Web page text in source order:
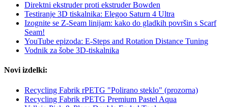
Direktni ekstruder proti ekstruder Bowden
Testiranje 3D tiskalnika: Elegoo Saturn 4 Ultra
Izognite se Z-Seam linijam: kako do gladkih površin s Scarf
Seam!
YouTube epizoda: E-Steps and Rotation Distance Tuning
Vodnik za šobe 3D-tiskalnika
Novi izdelki:
Recycling Fabrik rPETG "Polirano steklo" (prozorna)
Recycling Fabrik rPETG Premium Pastel Aqua